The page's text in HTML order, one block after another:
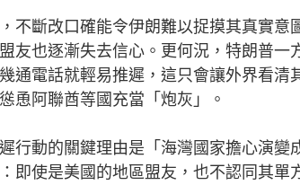
斷改口確能令伊朗難以捉摸其真實意
友也逐漸失去信心。更何況，特朗普一
通電話就輕易推遲，這只會讓外界看清
恿阿聯酋等國充當「炮灰」。
動的關鍵理由是「海灣國家擔心演變
即使是美國的地區盟友，也不認同其單